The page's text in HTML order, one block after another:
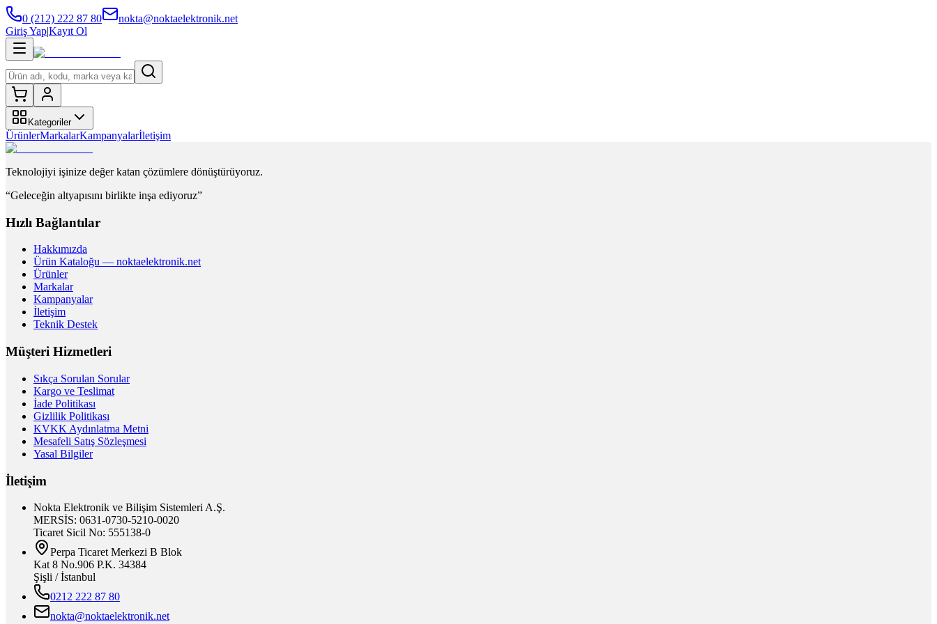
0 (212) 222 87 80
nokta@noktaelektronik.net
Giriş Yap|Kayıt Ol
Kategoriler
ÜrünlerMarkalarKampanyalarİletişim
Teknolojiyi işinize değer katan çözümlere dönüştürüyoruz.
“Geleceğin altyapısını birlikte inşa ediyoruz”
Hızlı Bağlantılar
Hakkımızda
Ürün Kataloğu — noktaelektronik.net
Ürünler
Markalar
Kampanyalar
İletişim
Teknik Destek
Müşteri Hizmetleri
Sıkça Sorulan Sorular
Kargo ve Teslimat
İade Politikası
Gizlilik Politikası
KVKK Aydınlatma Metni
Mesafeli Satış Sözleşmesi
Yasal Bilgiler
İletişim
Nokta Elektronik ve Bilişim Sistemleri A.Ş.
MERSİS: 0631-0730-5210-0020
Ticaret Sicil No: 555138-0
Perpa Ticaret Merkezi B Blok
Kat 8 No.906 P.K. 34384
Şişli / İstanbul
0212 222 87 80
nokta@noktaelektronik.net